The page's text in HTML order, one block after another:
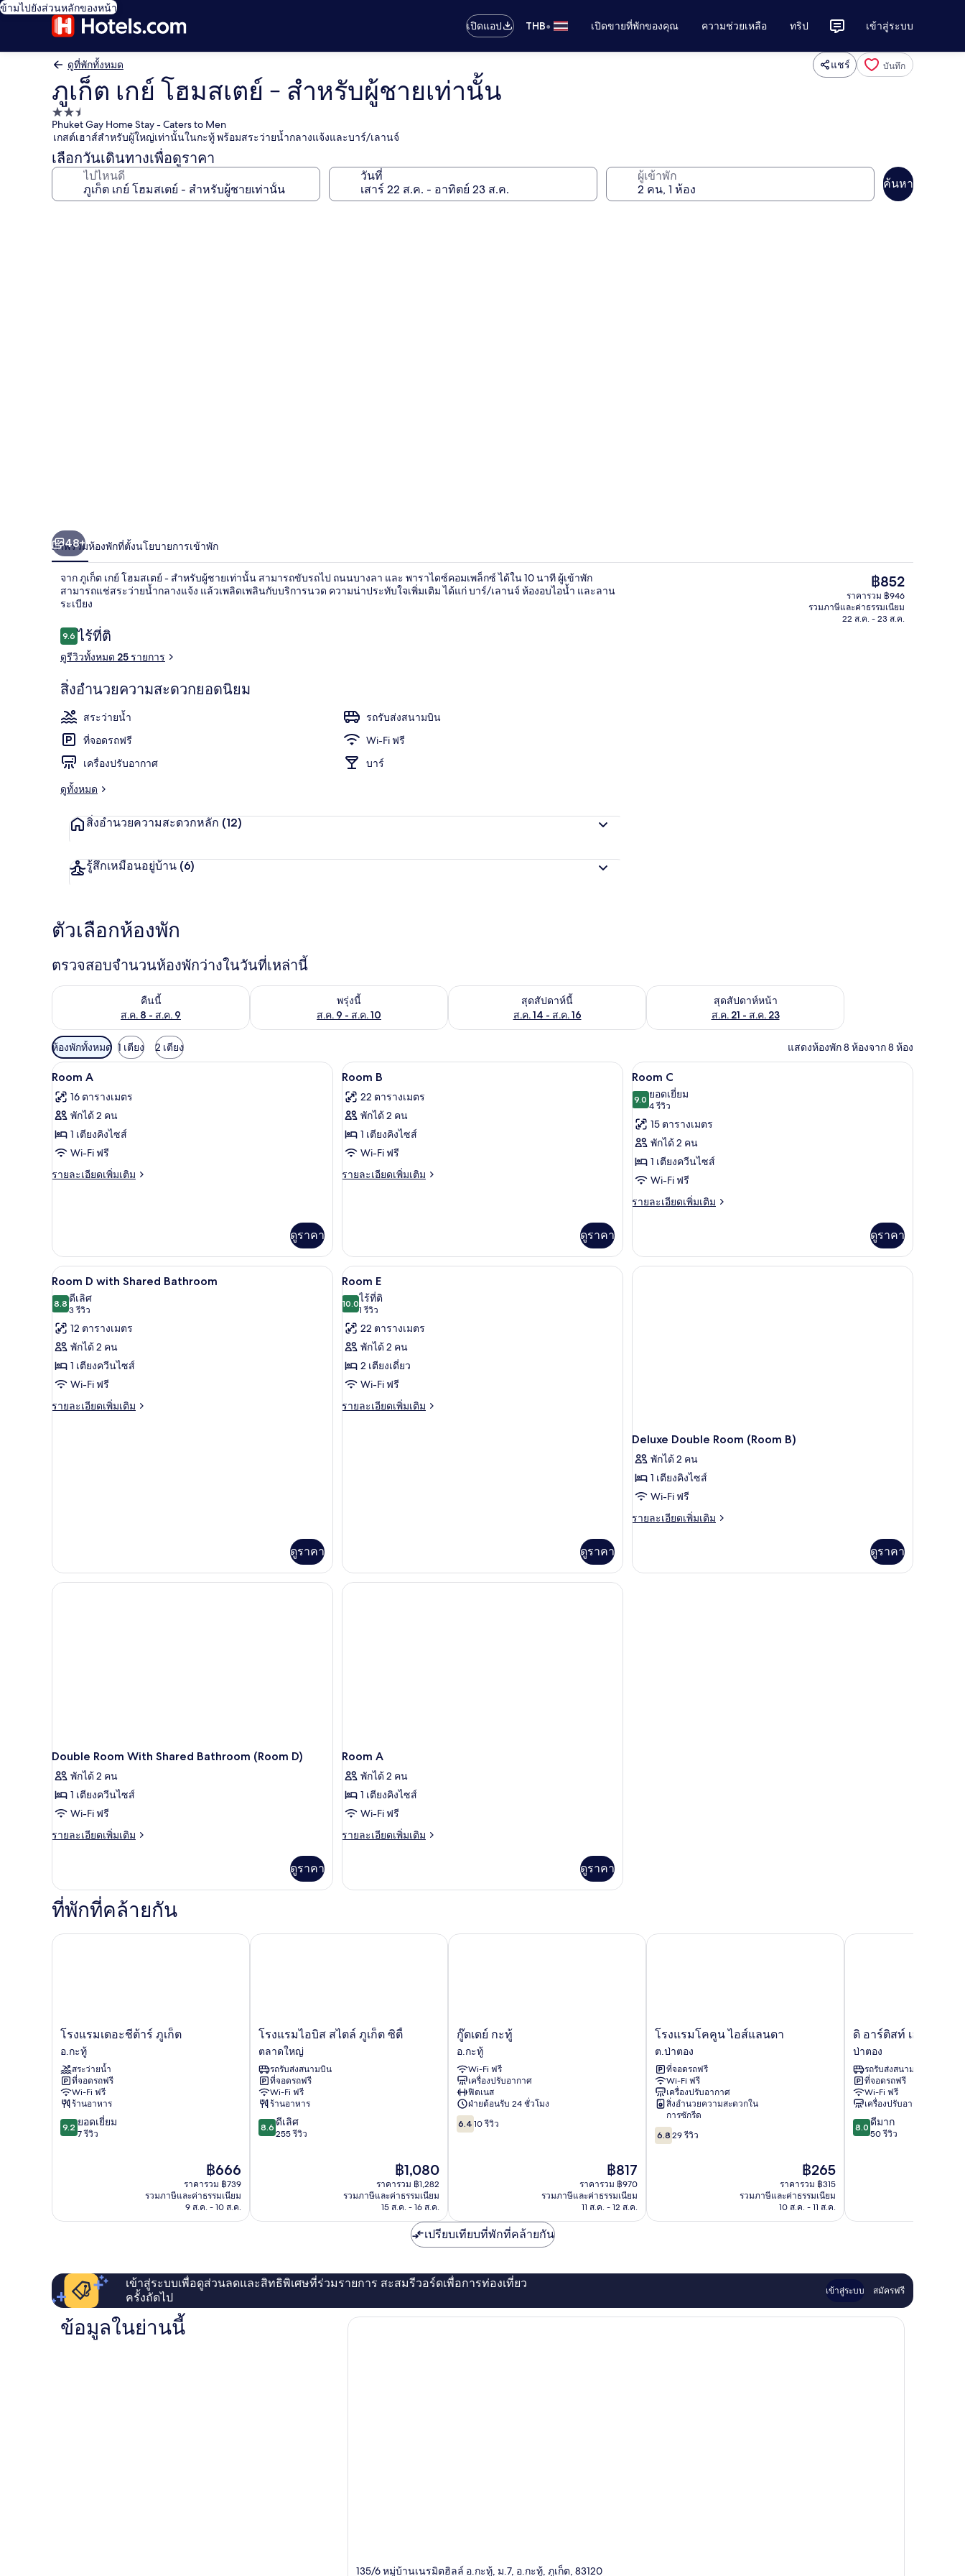
ข้ามไปยังส่วนหลักของหน้า
เปิดแอป
THB• เปิดขายที่พักของคุณ ความช่วยเหลือ ทริป เข้าสู่ระบบ
ดูที่พักทั้งหมด แชร์ บันทึก
ภูเก็ต เกย์ โฮมสเตย์ - สำหรับผู้ชายเท่านั้น
ที่พัก
2.5
ดาว
Phuket Gay Home Stay - Caters to Men
เกสต์เฮาส์สำหรับผู้ใหญ่เท่านั้นในกะทู้ พร้อมสระว่ายน้ำกลางแจ้งและบาร์/เลานจ์
เลือกวันเดินทางเพื่อดูราคา
ไปไหนดี วันที่ ผู้เข้าพัก
ค้นหา
Room B | ตู้นิรภัยในห้องพัก, โต๊ะทำงาน, เตารีด/โต๊ะรีดผ้า, Wi-Fi ฟรี
การตกแต่งภายใน
48+
ภาพรวมห้องพักที่ตั้งนโยบายการเข้าพัก
จาก ภูเก็ต เกย์ โฮมสเตย์ - สำหรับผู้ชายเท่านั้น สามารถขับรถไป ถนนบางลา และ พาราไดซ์คอมเพล็กซ์ ได้ใน 10 นาที ผู้เข้าพัก
สามารถแช่สระว่ายน้ำกลางแจ้ง แล้วเพลิดเพลินกับบริการนวด ความน่าประทับใจเพิ่มเติม ได้แก่ บาร์/เลานจ์ ห้องอบไอน้ำ และลาน
ระเบียง
รีวิว
9.69.6 จาก 10
ไร้ที่ติ
ดูรีวิวทั้งหมด 25 รายการ
สิ่งอำนวยความสะดวกยอดนิยม
สระว่ายน้ำ
รถรับส่งสนามบิน
ที่จอดรถฟรี
Wi-Fi ฟรี
เครื่องปรับอากาศ
บาร์
ดูทั้งหมด
สิ่งอำนวยความสะดวกหลัก (12)
รู้สึกเหมือนอยู่บ้าน (6)
ราคา
ปัจจุบัน
฿852
฿852
ราคารวม ฿946
รวมภาษีและค่าธรรมเนียม
22 ส.ค. - 23 ส.ค.
ตัวเลือกห้องพัก
ตรวจสอบจำนวนห้องพักว่างในวันที่เหล่านี้
คืนนี้
ส.ค. 8 - ส.ค. 9
ตรวจสอบจำนวนห้องพักว่างในคืนนี้ ส.ค. 8 - ส.ค. 9
พรุ่งนี้
ส.ค. 9 - ส.ค. 10
ตรวจสอบจำนวนห้องพักว่างในพรุ่งนี้ ส.ค. 9 - ส.ค. 10
สุดสัปดาห์นี้
ส.ค. 14 - ส.ค. 16
ตรวจสอบจำนวนห้องพักว่างในสุดสัปดาห์นี้ ส.ค. 14 - ส.ค. 16สุดสัปดาห์หน้า
ส.ค. 21 - ส.ค. 23
ตรวจสอบจำนวนห้องพักว่างในสุดสัปดาห์หน้า ส.ค. 21 - ส.ค. 23
ตัว
กรอง
ที่
มี
ให้
สำหรับ
ห้อง
พัก
ห้องพักทั้งหมด 1 เตียง 2 เตียง แสดงห้องพัก 8 ห้องจาก 8 ห้อง
เปิด
ภาพถ่าย
ทั้งหมด
ของ
Room
A
Room A | ตู้นิรภัยในห้องพัก, โต๊ะทำงาน, เตารีด/โต๊ะรีดผ้า, Wi-Fi ฟรี
4
Room A
16 ตารางเมตร
พักได้ 2 คน
1 เตียงคิงไซส์
Wi-Fi ฟรี
รายละเอียดเพิ่มเติม
ราย
Room
A
ดูราคา
เปิด
ภาพถ่าย
ทั้งหมด
ของ
Room
B
Room B | ตู้นิรภัยในห้องพัก, โต๊ะทำงาน, เตารีด/โต๊ะรีดผ้า, Wi-Fi ฟรี
6
Room B
22 ตารางเมตร
พักได้ 2 คน
1 เตียงคิงไซส์
Wi-Fi ฟรี
รายละเอียดเพิ่มเติม
ราย
Room
ดูราคา
เปิด
ภาพถ่าย
ทั้งหมด
ของ
Room
C
Room C | ตู้นิรภัยในห้องพัก, โต๊ะทำงาน, เตารี
5
Room C
9.09.0 จาก 10
ยอดเยี่ยม
4 รีวิว
(4
รีวิว)
15 ตารางเมตร
พักได้ 2 คน
1 เตียงควีนไซส์
Wi-Fi ฟรี
รายละเอียดเพิ่มเติม
ราย
เกี่ยว
กับ
Room
ดูราคา
เปิด
ภาพถ่าย
ทั้งหมด
ของ
Room
D
with
Shared
Room D with Shared Bathroom | ตู้นิรภัยในห้องพัก, โต๊ะทำงาน, เตารีด/โต๊ะรีดผ้า, Wi-Fi ฟรี
4
Room D with Shared Bathroom
8.88.8 จาก 10
ดีเลิศ
3 รีวิว
(3
รีวิว)
12 ตารางเมตร
พักได้ 2 คน
1 เตียงควีนไซส์
Wi-Fi ฟรี
รายละเอียดเพิ่มเติม
ราย
ดูราคา
เปิด
ภาพถ่าย
ทั้งหมด
ของ
Room
E
Room E | ตู้นิรภัยในห้องพัก, โต๊ะทำงาน, เตารีด/โต๊ะรีดผ้า, Wi-Fi ฟรี
9
Room E
10.010.0 จาก 10
ไร้ที่ติ
1 รีวิว
(1
รีวิว)
22 ตารางเมตร
พักได้ 2 คน
2 เตียงเดี่ยว
Wi-Fi ฟรี
รายละเอียดเพิ่มเติม
ราย
ดูราคา
Deluxe Double Room (Room B)
พักได้ 2 คน
1 เตียงคิงไซส์
Wi-Fi ฟรี
รายละเอียดเพิ่มเติม
ราย
เกี่ยว
ดูราคา
Double Room With Shared Bathroom (Room D)
พักได้ 2 คน
1 เตียงควีนไซส์
Wi-Fi ฟรี
รายละเอียดเพิ่มเติม
ราย
เกี่ยว
กับ
Double
With
ดูราคา
Room A
พักได้ 2 คน
1 เตียงคิงไซส์
Wi-Fi ฟรี
รายละเอียดเพิ่มเติม
ราย
เกี่ยว
ดูราคา
ที่พักที่คล้ายกัน
โรงแรม
ชี
ต้าร์
ภูเก็ต
อ.กะทู้
โรงแรมเดอะชีต้าร์ ภูเก็ต
อ.กะทู้
สระว่ายน้ำ
ที่จอดรถฟรี
Wi-Fi ฟรี
ร้านอาหาร
9.2
จาก
9.2 ยอดเยี่ยม
7 รีวิว
ราคา
ปัจจุบัน
คือ
฿666
฿666
ราคารวม ฿739
รวมภาษีและค่าธรรมเนียม
9 ส.ค. - 10 ส.ค.
โรงแรมเดอะชีต้าร์ ภูเก็ต
โรงแรม
บิส
สไตล์
ภูเก็ต
ซิตี้
ตลาด
ใหญ่
โรงแรมไอบิส สไตล์ ภูเก็ต ซิตี้
ตลาดใหญ่
รถรับส่งสนามบิน
ที่จอดรถฟรี
Wi-Fi ฟรี
ร้านอาหาร
8.6
จาก
8.6 ดีเลิศ
255 รีวิว
ราคา
ปัจจุบัน
คือ
฿1,080
฿1,080
ราคารวม ฿1,282
รวมภาษีและค่าธรรมเนียม
15 ส.ค. - 16 ส.ค.
โรงแรมไอบิส สไตล์ ภูเก็ต ซิตี้
กู๊ด
เดย์
กะทู้
อ.กะทู้
กู๊ดเดย์ กะทู้
อ.กะทู้
Wi-Fi ฟรี
เครื่องปรับอากาศ
ฟิตเนส
ฝ่ายต้อนรับ 24 ชั่วโมง
6.4
จาก
6.4 10 รีวิว
ราคา
ปัจจุบัน
คือ
฿817
฿817
ราคารวม ฿970
รวมภาษีและค่าธรรมเนียม
11 ส.ค. - 12 ส.ค.
กู๊ดเดย์ กะทู้
โรงแรม
คูน
ไอส์
แลน
ดา
ต.ป่า
โรงแรมโคคูน ไอส์แลนดา
ต.ป่าตอง
ที่จอดรถฟรี
Wi-Fi ฟรี
เครื่องปรับอากาศ
สิ่งอำนวยความสะดวกใน
การซักรีด
6.8
จาก
6.8 29 รีวิว
ราคา
ปัจจุบัน
คือ
฿265
฿265
ราคารวม ฿315
รวมภาษีและค่าธรรมเนียม
10 ส.ค. - 11 ส.ค.
โรงแรมโคคูน ไอส์แลนดา
ดิ
อาร์ติ
สท์
เฮา
ส์
หาด
ป่า
ตอง
ป่า
ดิ อาร์ติสท์ เฮาส์ หาด
ป่าตอง
รถรับส่งสนามบิน
ที่จอดรถฟรี
Wi-Fi ฟรี
เครื่องปรับอากาศ
8.0
จาก
8.0 ดีมาก
50 รีวิว
ดิ อาร์ติสท์ เฮาส์ หาดป่า
เปรียบเทียบที่พักที่คล้ายกัน
เข้าสู่ระบบเพื่อดูส่วนลดและสิทธิพิเศษที่ร่วมรายการ สะสมรีวอร์ดเพื่อการท่องเที่ยว
ครั้งถัดไป
เข้าสู่ระบบ สมัครฟรี
ข้อมูลในย่านนี้
135/6 หมู่บ้านเนรมิตฮิลล์ อ.กะทู้, ม.7, อ.กะทู้, ภูเก็ต, 83120